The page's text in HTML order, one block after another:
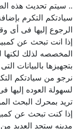
.. سيتم تحديث هذه
سيادتكم التكرم
الرجوع إليها فى أى
إذا انت تبحث عن
المخصصه لذلك لكنها
بتجهيزها بالبيانات
نرجو من سيادتكم
لسهولة العوده إليها
تريد بمحرك البحث
إذا كنت تبحث عن
مدينه ستجد العديد من